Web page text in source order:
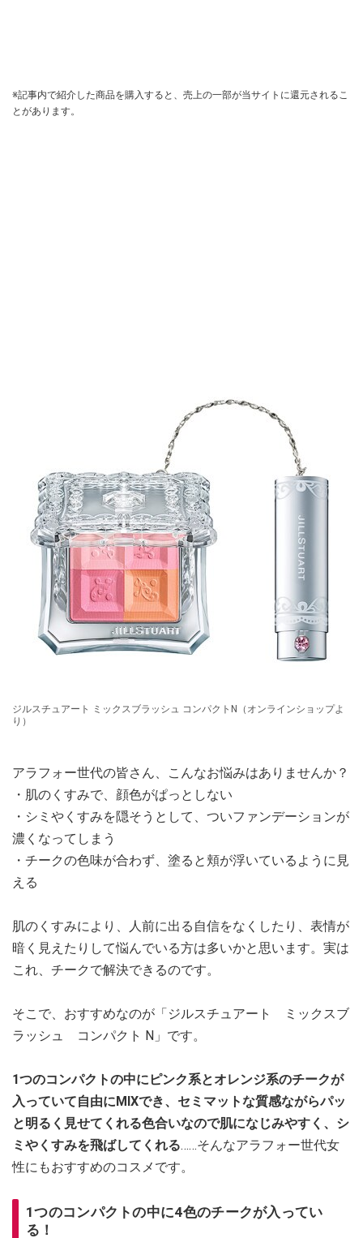
※記事内で紹介した商品を購入すると、売上の一部が当サイトに還元されるこ
とがあります。
ジルスチュアート ミックスブラッシュ コンパクトN（オンラインショップよ
り）
アラフォー世代の皆さん、こんなお悩みはありませんか？
・肌のくすみで、顔色がぱっとしない
・シミやくすみを隠そうとして、ついファンデーションが
濃くなってしまう
・チークの色味が合わず、塗ると頬が浮いているように見
える
肌のくすみにより、人前に出る自信をなくしたり、表情が
暗く見えたりして悩んでいる方は多いかと思います。実は
これ、チークで解決できるのです。
そこで、おすすめなのが「ジルスチュアート ミックスブ
ラッシュ コンパクト N」です。
1つのコンパクトの中にピンク系とオレンジ系のチークが
入っていて自由にMIXでき、セミマットな質感ながらパッ
と明るく見せてくれる色合いなので肌になじみやすく、シ
ミやくすみを飛ばしてくれる……そんなアラフォー世代女
性にもおすすめのコスメです。
1つのコンパクトの中に4色のチークが入ってい
る！